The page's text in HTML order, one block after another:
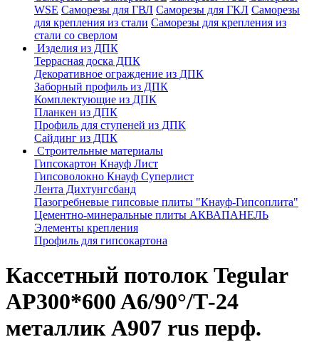
WSE Саморезы для ГВЛ Саморезы для ГКЛ Саморезы
для крепления из стали Саморезы для крепления из
стали со сверлом
Изделия из ДПК
Террасная доска ДПК
Декоративное ограждение из ДПК
Заборный профиль из ДПК
Комплектующие из ДПК
Планкен из ДПК
Профиль для ступеней из ДПК
Сайдинг из ДПК
Строительные материалы
Гипсокартон Кнауф Лист
Гипсоволокно Кнауф Суперлист
Лента Дихтунгсбанд
Пазогребневые гипсовые плиты "Кнауф-Гипсоплита"
Цементно-минеральные плиты АКВАПАНЕЛЬ
Элементы крепления
Профиль для гипсокартона
Кассетный потолок Tegular
AP300*600 A6/90°/Т-24
металлик А907 rus перф.